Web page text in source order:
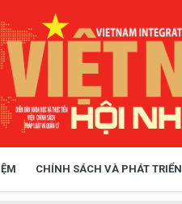
CHÍNH SÁCH VÀ PHÁT TRIỂN